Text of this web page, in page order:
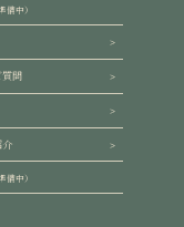
備中）
質問
介
備中）